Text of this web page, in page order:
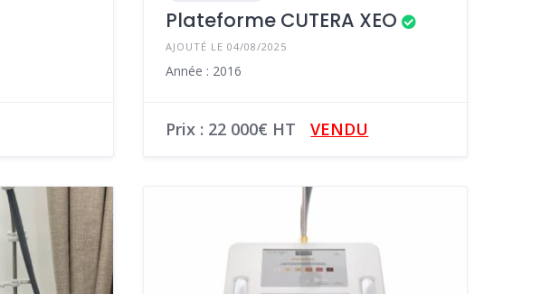
Plateforme CUTERA XEO
AJOUTÉ LE 04/08/2025
Année : 2016
Prix : 22 000€ HT VENDU